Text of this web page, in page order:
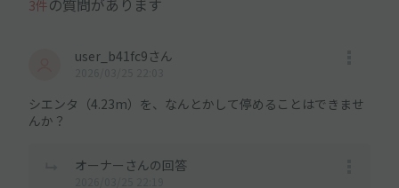
3件の質問があります
user_b41fc9さん
シエンタ（4.23m）を、なんとかして停めることはできませ
んか？
オーナーさんの回答